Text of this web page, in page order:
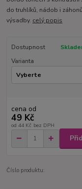
do truhlíků, nádob i
výsadby. celý popis
Dostupnost
Varianta
cena od
49 Kč
od 44 Kč bez DPH
Číslo produktu: